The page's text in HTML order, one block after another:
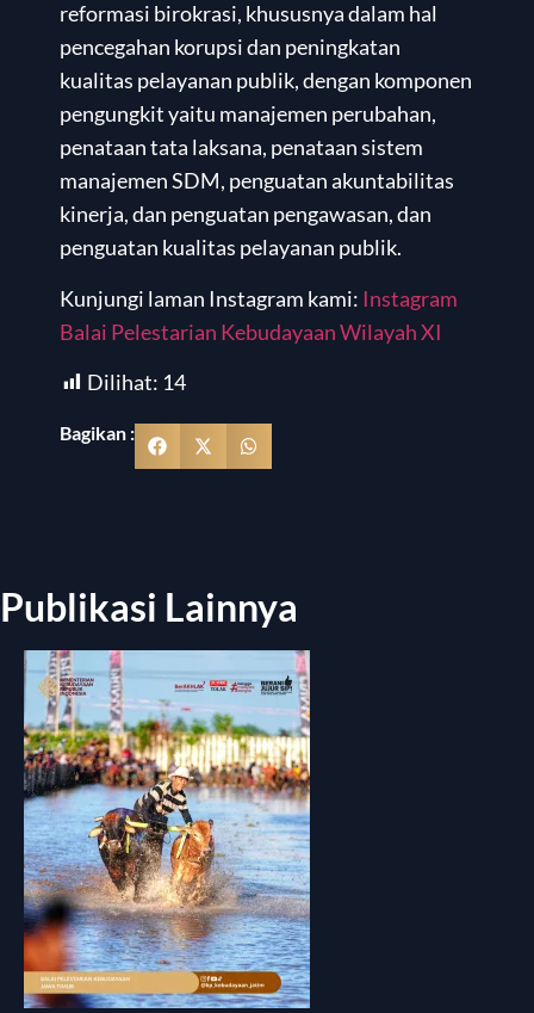
reformasi birokrasi, khususnya dalam hal
pencegahan korupsi dan peningkatan
kualitas pelayanan publik, dengan komponen
pengungkit yaitu manajemen perubahan,
penataan tata laksana, penataan sistem
manajemen SDM, penguatan akuntabilitas
kinerja, dan penguatan pengawasan, dan
penguatan kualitas pelayanan publik.
Kunjungi laman Instagram kami: Instagram
Balai Pelestarian Kebudayaan Wilayah XI
Dilihat: 14
Bagikan :
Publikasi Lainnya